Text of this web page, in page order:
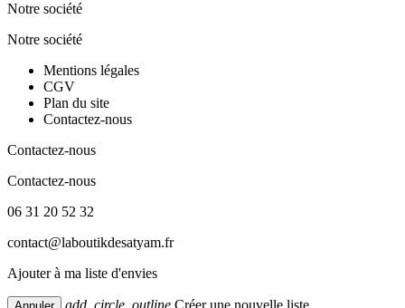
Notre société
Notre société
Mentions légales
CGV
Plan du site
Contactez-nous
Contactez-nous
Contactez-nous
06 31 20 52 32
contact@laboutikdesatyam.fr
Ajouter à ma liste d'envies